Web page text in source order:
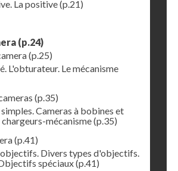
La positive(p.21)
(p.24)
(p.25)
L'obturateur. Le mécanisme
(p.35)
Cameras à bobines et
mécanisme(p.35)
(p.41)
Divers types d'objectifs.
spéciaux(p.41)